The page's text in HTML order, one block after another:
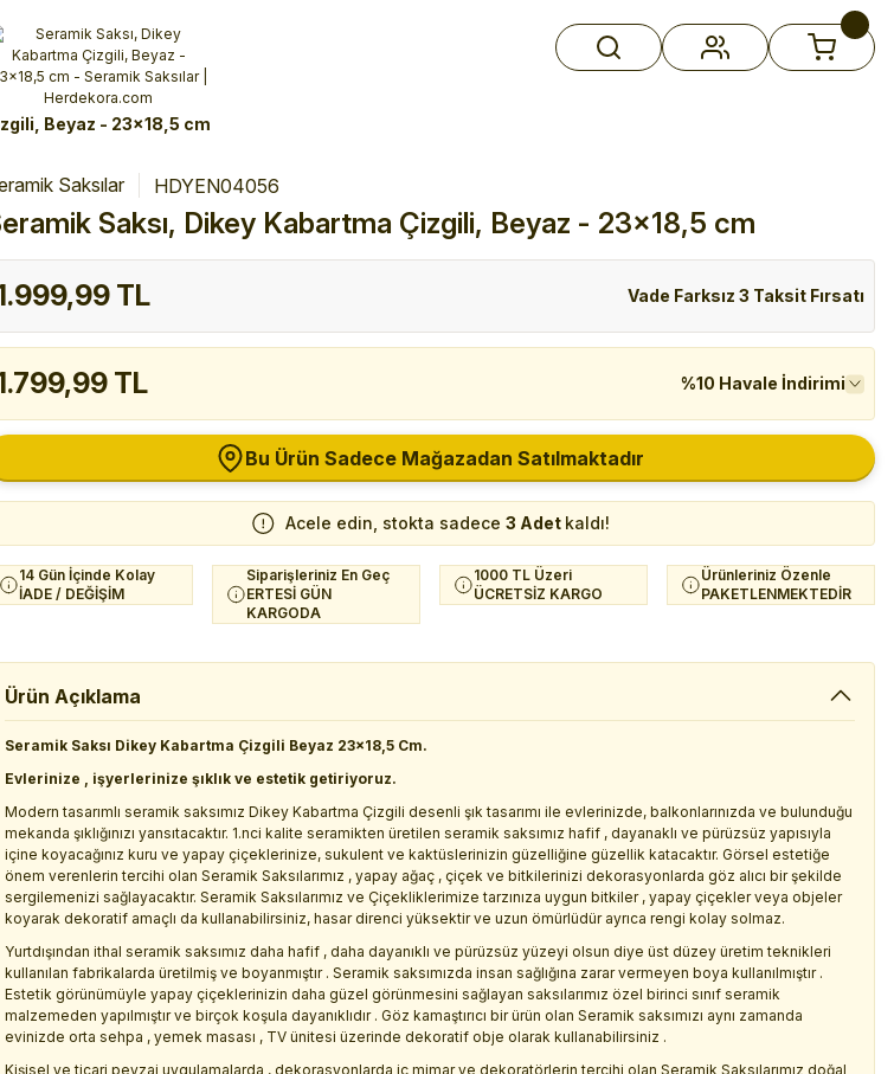
3 Taksit Fırsatı!İlk siparişinizi verin!
Havale İndirimi Şimdi Alışveriş yap!
Beyaz - 23x18,5 cm
Saksılar HDYEN04056
Saksı, Dikey Kabartma Çizgili, Beyaz - 23x18,5 cm
TL Vade Farksız 3 Taksit Fırsatı
TL %10 Havale İndirimi
Bu Ürün Sadece Mağazadan Satılmaktadır
Acele edin, stokta sadece 3 Adet kaldı!
14 Gün İçinde Kolay
İADE / DEĞİŞİM
Siparişleriniz En Geç
ERTESİ GÜN
KARGODA
1000 TL Üzeri
ÜCRETSİZ KARGO
Ürünleriniz Özenle
PAKETLENMEKTEDİR
Ürün Açıklama
Seramik Saksı Dikey Kabartma Çizgili Beyaz 23x18,5 Cm.
Evlerinize , işyerlerinize şıklık ve estetik getiriyoruz.
Modern tasarımlı seramik saksımız Dikey Kabartma Çizgili desenli şık tasarımı ile evlerinizde, balkonlarınızda ve bulunduğu
mekanda şıklığınızı yansıtacaktır. 1.nci kalite seramikten üretilen seramik saksımız hafif , dayanaklı ve pürüzsüz yapısıyla
içine koyacağınız kuru ve yapay çiçeklerinize, sukulent ve kaktüslerinizin güzelliğine güzellik katacaktır. Görsel estetiğe
önem verenlerin tercihi olan Seramik Saksılarımız , yapay ağaç , çiçek ve bitkilerinizi dekorasyonlarda göz alıcı bir şekilde
sergilemenizi sağlayacaktır. Seramik Saksılarımız ve Çiçekliklerimize tarzınıza uygun bitkiler , yapay çiçekler veya objeler
koyarak dekoratif amaçlı da kullanabilirsiniz, hasar direnci yüksektir ve uzun ömürlüdür ayrıca rengi kolay solmaz.
Yurtdışından ithal seramik saksımız daha hafif , daha dayanıklı ve pürüzsüz yüzeyi olsun diye üst düzey üretim teknikleri
kullanılan fabrikalarda üretilmiş ve boyanmıştır . Seramik saksımızda insan sağlığına zarar vermeyen boya kullanılmıştır .
Estetik görünümüyle yapay çiçeklerinizin daha güzel görünmesini sağlayan saksılarımız özel birinci sınıf seramik
malzemeden yapılmıştır ve birçok koşula dayanıklıdır . Göz kamaştırıcı bir ürün olan Seramik saksımızı aynı zamanda
evinizde orta sehpa , yemek masası , TV ünitesi üzerinde dekoratif obje olarak kullanabilirsiniz .
Kişisel ve ticari peyzaj uygulamalarda , dekorasyonlarda iç mimar ve dekoratörlerin tercihi olan Seramik Saksılarımız doğal